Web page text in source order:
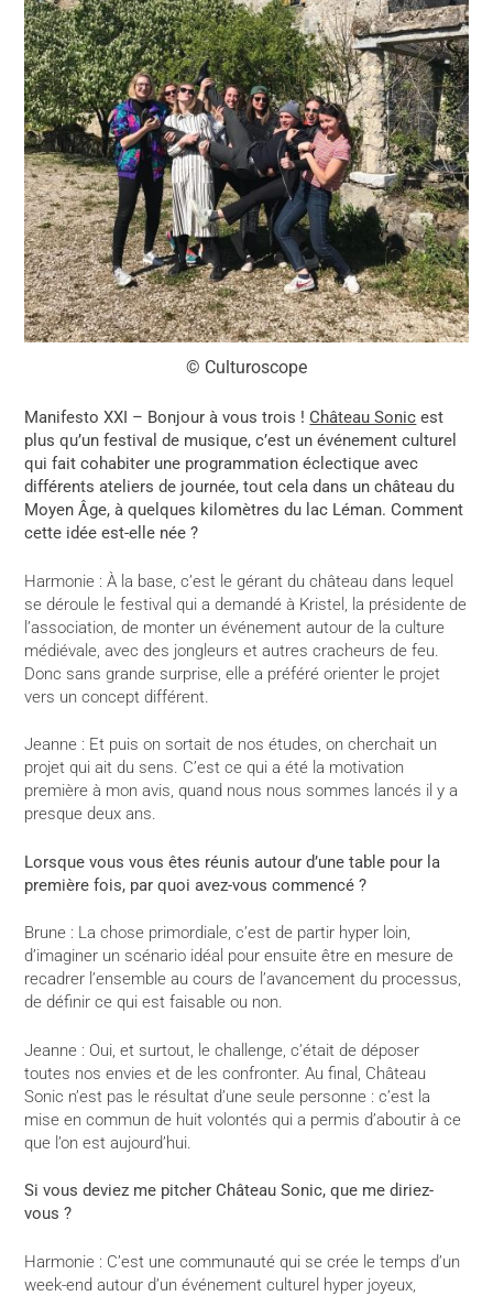
© Culturoscope
Manifesto XXI – Bonjour à vous trois !Château Sonic est
plus qu’un festival de musique, c’est un événement culturel
qui fait cohabiter une programmation éclectique avec
différents ateliers de journée, tout cela dans un château du
Moyen Âge, à quelques kilomètres du lac Léman. Comment
cette idée est-elle née ?
Harmonie : À la base, c’est le gérant du château dans lequel
se déroule le festival qui a demandé à Kristel, la présidente de
l’association, de monter un événement autour de la culture
médiévale, avec des jongleurs et autres cracheurs de feu.
Donc sans grande surprise, elle a préféré orienter le projet
vers un concept différent.
Jeanne : Et puis on sortait de nos études, on cherchait un
projet qui ait du sens. C’est ce qui a été la motivation
première à mon avis, quand nous nous sommes lancés il y a
presque deux ans.
Lorsque vous vous êtes réunis autour d’une table pour la
première fois, par quoi avez-vous commencé ?
Brune : La chose primordiale, c’est de partir hyper loin,
d’imaginer un scénario idéal pour ensuite être en mesure de
recadrer l’ensemble au cours de l’avancement du processus,
de définir ce qui est faisable ou non.
Jeanne : Oui, et surtout, le challenge, c’était de déposer
toutes nos envies et de les confronter. Au final, Château
Sonic n’est pas le résultat d’une seule personne : c’est la
mise en commun de huit volontés qui a permis d’aboutir à ce
que l’on est aujourd’hui.
Si vous deviez me pitcher Château Sonic, que me diriez-
vous ?
Harmonie : C’est une communauté qui se crée le temps d’un
week-end autour d’un événement culturel hyper joyeux,